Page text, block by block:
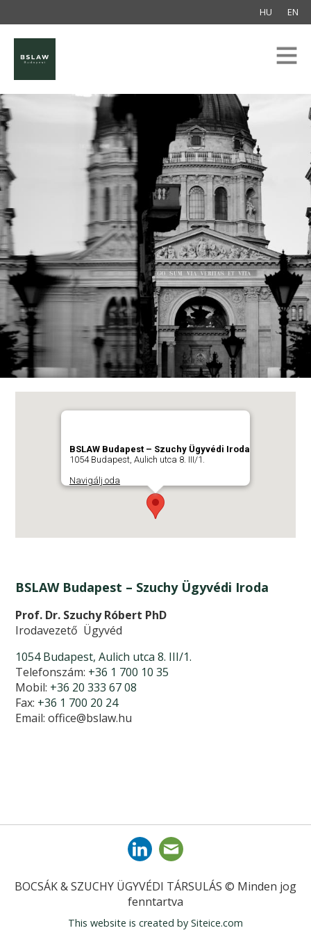
HU EN
BSLAW Budapest – Szuchy Ügyvédi Iroda
1054 Budapest, Aulich utca 8. III/1.
Navigálj oda
BSLAW Budapest – Szuchy Ügyvédi Iroda
Prof. Dr. Szuchy Róbert PhD
Irodavezető Ügyvéd
1054 Budapest, Aulich utca 8. III/1.
Telefonszám: +36 1 700 10 35
Mobil: +36 20 333 67 08
Fax: +36 1 700 20 24
Email:office@bslaw.hu
BOCSÁK & SZUCHY ÜGYVÉDI TÁRSULÁS © Minden jog
fenntartva
This website is created by Siteice.com